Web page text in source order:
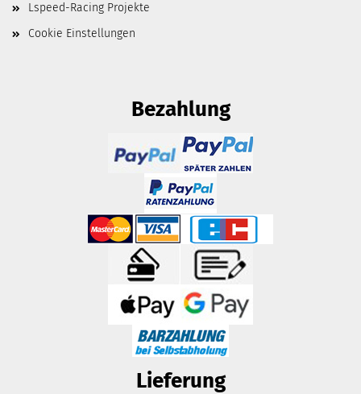
Lspeed-Racing Projekte
Cookie Einstellungen
Bezahlung
Lieferung